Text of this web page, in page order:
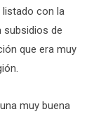
listado con la
subsidios de
que era muy
muy buena